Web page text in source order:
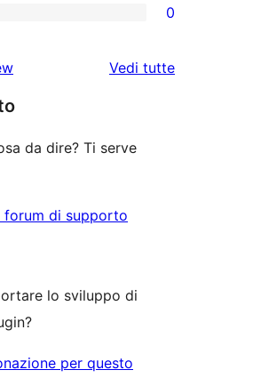
0
Vedi tuttele
da dire? Ti serve
forum di supporto
lo sviluppo di
per questo